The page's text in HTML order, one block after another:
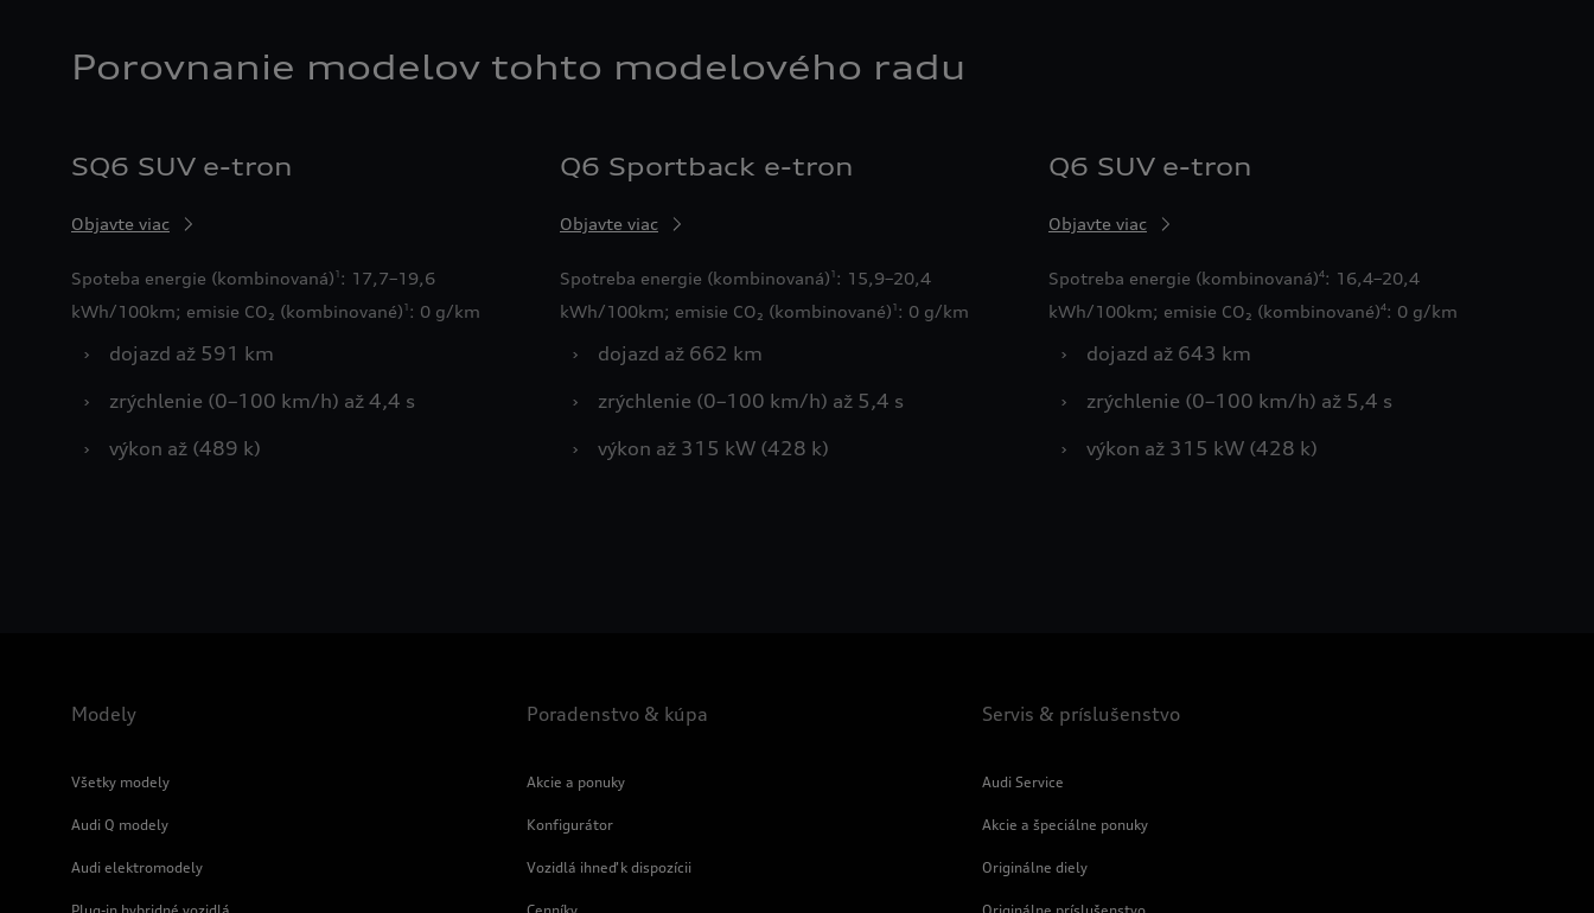
Porovnanie modelov tohto modelového radu
SQ6 SUV e-tron
Objavte viac
Spoteba energie (kombinovaná) 1 : 17,7–19,6
kWh/100km; emisie CO₂ (kombinované) 1 : 0 g/km
›
dojazd až 591 km
›
zrýchlenie (0–100 km/h) až 4,4 s
›
výkon až (489 k)
Q6 Sportback e-tron
Objavte viac
Spotreba energie (kombinovaná) 1 : 15,9–20,4
kWh/100km; emisie CO₂ (kombinované) 1 : 0 g/km
›
dojazd až 662 km
›
zrýchlenie (0–100 km/h) až 5,4 s
›
výkon až 315 kW (428 k)
Q6 SUV e-tron
Objavte viac
Spotreba energie (kombinovaná)4: 16,4–20,4
kWh/100km; emisie CO₂ (kombinované)4: 0 g/km
›
dojazd až 643 km
›
zrýchlenie (0–100 km/h) až 5,4 s
›
výkon až 315 kW (428 k)
Modely
Všetky modely
Audi Q modely
Audi elektromodely
Poradenstvo & kúpa
Akcie a ponuky
Konfigurátor
Vozidlá ihneď k dispozícii
Servis & príslušenstvo
Audi Service
Akcie a špeciálne ponuky
Originálne diely